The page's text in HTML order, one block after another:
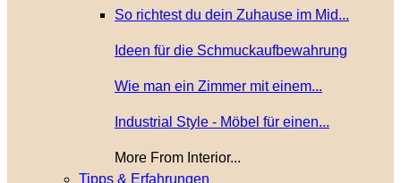
So richtest du dein Zuhause im Mid...
Ideen für die Schmuckaufbewahrung
Wie man ein Zimmer mit einem...
Industrial Style - Möbel für einen...
More From Interior...
Tipps & Erfahrungen